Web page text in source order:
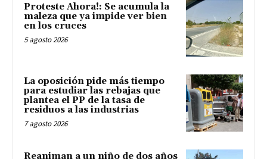
Proteste Ahora!: Se acumula la
maleza que ya impide ver bien
en los cruces
5 agosto 2026
La oposición pide más tiempo
para estudiar las rebajas que
plantea el PP de la tasa de
residuos a las industrias
7 agosto 2026
Reaniman a un niño de dos años